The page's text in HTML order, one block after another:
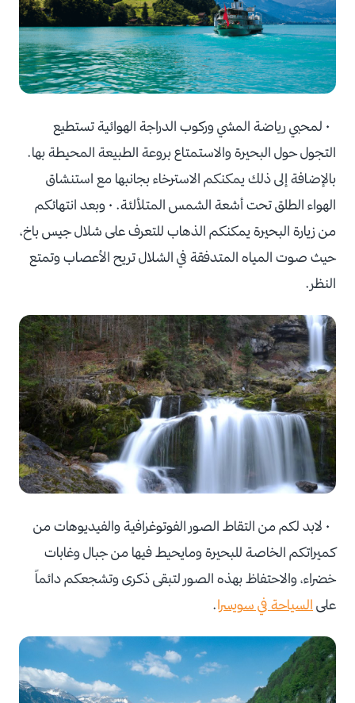
• لمحبي رياضة المشي وركوب الدراجة الهوائية تستطيع
التجول حول البحيرة والاستمتاع بروعة الطبيعة المحيطة بها.
بالإضافة إلى ذلك يمكنكم الاسترخاء بجانبها مع استنشاق
الهواء الطلق تحت أشعة الشمس المتلألئة. • وبعد انتهائكم
من زيارة البحيرة يمكنكم الذهاب للتعرف على شلال جيس باخ،
حيث صوت المياه المتدفقة في الشلال تريح الأعصاب وتمتع
النظر.
• لابد لكم من التقاط الصور الفوتوغرافية والفيديوهات من
كميراتكم الخاصة للبحيرة ومايحيط فيها من جبال وغابات
خضراء، والاحتفاظ بهذه الصور لتبقى ذكرى وتشجعكم دائماً
على السياحة في سويسرا.